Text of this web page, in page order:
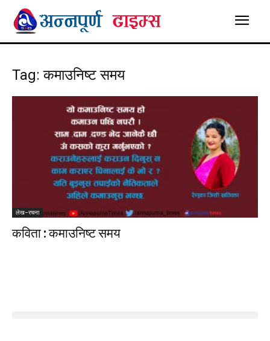
Tag: कमाउनिष्ट समय
लेख-रचना
कविता : कमाउनिष्ट समय